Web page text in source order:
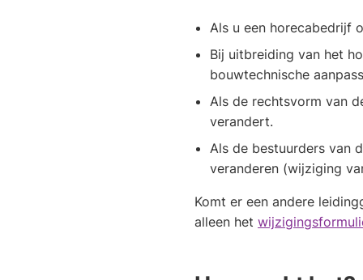
Als u een horecabedrijf
Bij uitbreiding van het
bouwtechnische
Als de rechtsvorm van
verandert.
Als de bestuurders van
veranderen (wijziging
Komt er een andere
alleen het